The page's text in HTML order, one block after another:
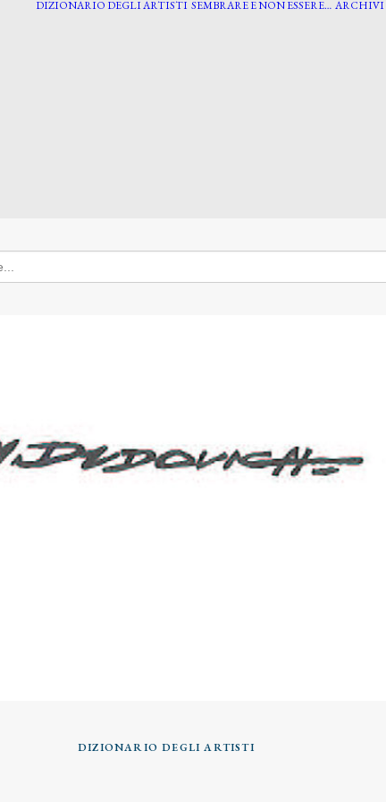
DIZIONARIO DEGLI ARTISTI SEMBRARE E NON ESSERE… ARCHIVI
DIZIONARIO DEGLI ARTISTI